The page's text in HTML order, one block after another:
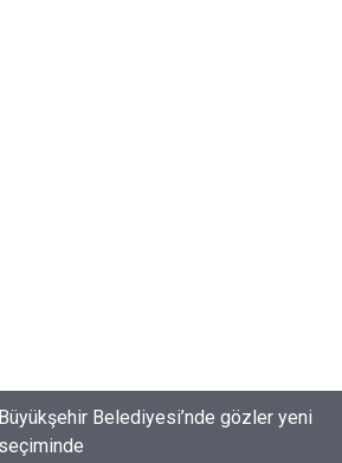
cenneti; Iğdır'ın Tuz Mağaraları ve